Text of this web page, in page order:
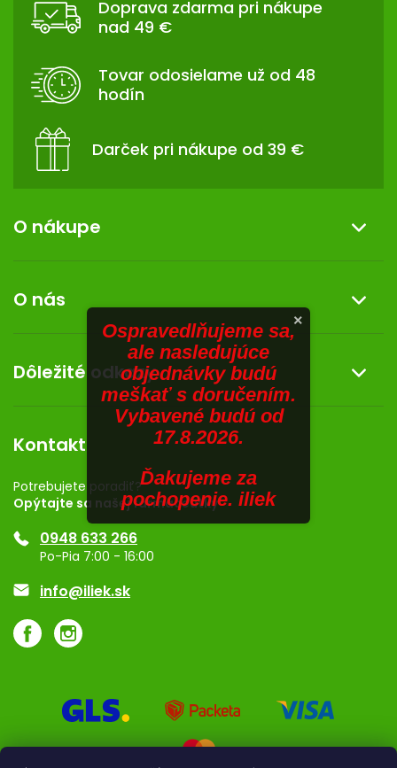
EROTIKA
BOLESŤ
DERMATOLÓGIA
DENTÁLNA
HYGIENA
ZDRAVOTNÍCKE
PRÍRODNÉ
LIEKY
ZNAČKY
Prihlásenie
Doprava zdarma pri nákupe
nad 49 €
Tovar odosielame už od 48
hodín
Darček pri nákupe od 39 €
O nákupe
Reklamácia a vrátenie tovaru
Doprava a platba
Darček k nákupu
Obchodné podmienky
O nás
Kontakt
Dermocentrum
Dôležité odkazy
Rozhodnutie na prevádzku
Registrácia
Ponuka pre firmy
Značky
Kontakt
Potrebujete poradiť?
Opýtajte sa našej farmaceutky
0948 633 266
Po-Pia 7:00 - 16:00
info@iliek.sk
×
Ospravedlňujeme sa,
ale nasledujúce
objednávky budú
meškať s doručením.
Vybavené budú od
17.8.2026.
Ďakujeme za
pochopenie. iliek